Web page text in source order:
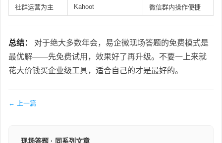
社群运营为主 Kahoot 微信群内操作便捷
总结：
对于绝大多数年会，易企微现场答题的免费模式是
最优解——先免费试用，效果好了再升级。不要一上来就
花大价钱买企业级工具，适合自己的才是最好的。
← 上一篇
现场答题 · 同系列文章